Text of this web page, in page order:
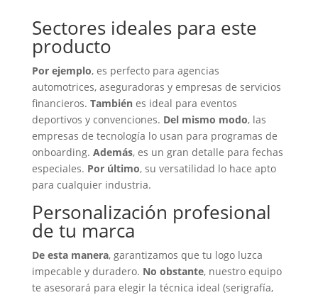
Sectores ideales para este
producto
Por ejemplo, es perfecto para agencias
automotrices, aseguradoras y empresas de servicios
financieros. Tambiénes ideal para eventos
deportivos y convenciones. Del mismo modo, las
empresas de tecnología lo usan para programas de
onboarding. Además, es un gran detalle para fechas
especiales. Por último, su versatilidad lo hace apto
para cualquier industria.
Personalización profesional
de tu marca
De esta manera, garantizamos que tu logo luzca
impecable y duradero. No obstante, nuestro equipo
te asesorará para elegir la técnica ideal (serigrafía,